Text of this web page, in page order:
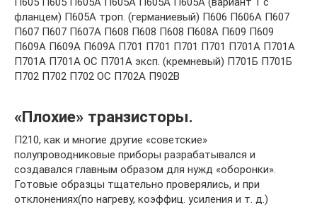
«Плохие» транзисторы.
П210, как и многие другие «советские»
полупроводниковые приборы разрабатывался и
создавался главным образом для нужд «оборонки».
Готовые образцы тщательно проверялись, и при
отклонениях(по нагреву, коэффиц. усиления и т. д.)